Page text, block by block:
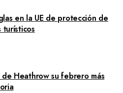
en la UE de protección de
turísticos
Heathrow su febrero más